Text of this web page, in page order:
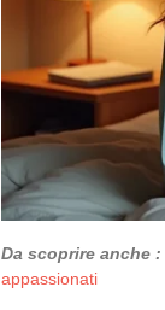
Da scoprire anche :
appassionati